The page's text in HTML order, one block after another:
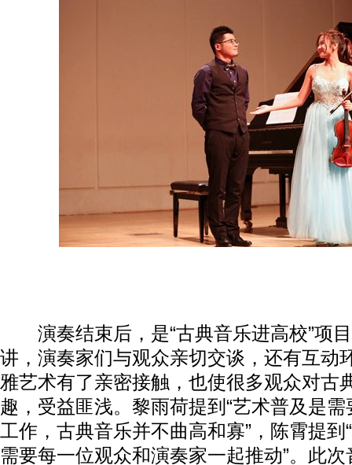
演奏结束后，是“古典音乐进高校”项
讲，演奏家们与观众亲切交谈，还有互动
雅艺术有了亲密接触，也使很多观众对古
趣，受益匪浅。黎雨荷提到“艺术普及是
工作，古典音乐并不曲高和寡”，陈霄提到
需要每一位观众和演奏家一起推动”。此